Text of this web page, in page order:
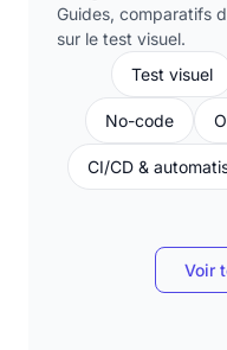
Guides, comparatifs
sur le test visuel.
Test visuel
No-code
CI/CD &
Voir